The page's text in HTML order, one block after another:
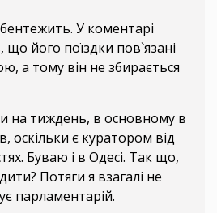
У коментарі
що його поїздки пов`язані
а тому він не збирається
на тиждень, в основному в
оскільки є куратором від
Буваю і в Одесі. Так що,
Потяги я взагалі не
парламентарій.